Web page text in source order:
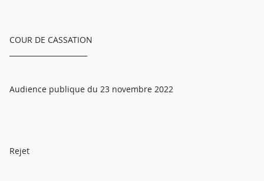
COUR DE CASSATION
Audience publique du 23 novembre 2022
Rejet